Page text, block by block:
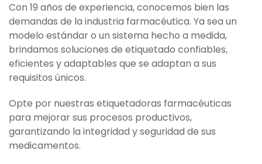
Con 19 años de experiencia, conocemos bien las
demandas de la industria farmacéutica. Ya sea un
modelo estándar o un sistema hecho a medida,
brindamos soluciones de etiquetado confiables,
eficientes y adaptables que se adaptan a sus
requisitos únicos.
Opte por nuestras etiquetadoras farmacéuticas
para mejorar sus procesos productivos,
garantizando la integridad y seguridad de sus
medicamentos.